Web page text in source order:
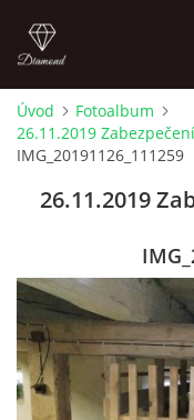
LETNÍ KINO NA
ÚVOD
FOTOALBUM
Úvod
Fotoalbum
26.11.2019
IMG_20191126_111259
26.11.2019